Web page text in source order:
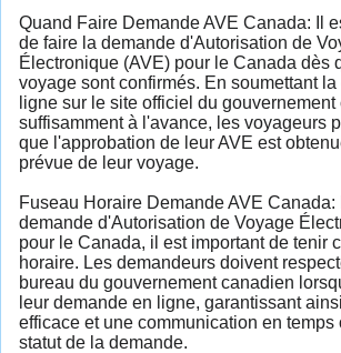
Quand Faire Demande AVE Canada: Il
de faire la demande d'Autorisation de
Électronique (AVE) pour le Canada dès
voyage sont confirmés. En soumettant
ligne sur le site officiel du gouvernement
suffisamment à l'avance, les voyageurs
que l'approbation de leur AVE est
prévue de leur voyage.
Fuseau Horaire Demande AVE Canada:
demande d'Autorisation de Voyage
pour le Canada, il est important de tenir
horaire. Les demandeurs doivent
bureau du gouvernement canadien
leur demande en ligne, garantissant
efficace et une communication en temps
statut de la demande.